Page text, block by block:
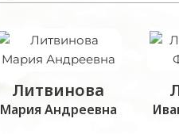
Литвинова
Мария Андреевна